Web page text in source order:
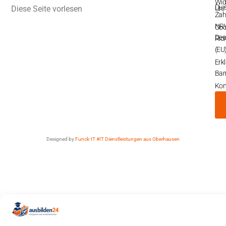
Diese Seite vorlesen
Uhr
Designed byFunck-IT #IT Dienstleistungen aus Oberhausen